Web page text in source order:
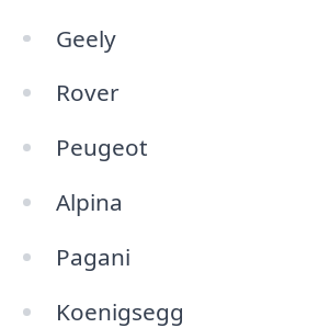
Geely
Rover
Peugeot
Alpina
Pagani
Koenigsegg